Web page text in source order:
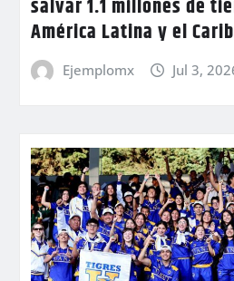
salvar 1.1 millones de
América Latina y el
Ejemplomx Jul 3,